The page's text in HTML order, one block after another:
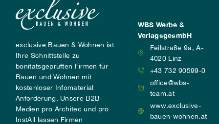
exclusive Bauen & Wohnen ist
Ihre Schnittstelle zu
bonitätsgeprüften Firmen für
Bauen und Wohnen mit
kostenloser Infomaterial
Anforderung. Unsere B2B-
Medien pro Architec und pro
InstAll lassen Firmen
WBS Werbe &
VerlagsgesmbH
Feilstraße 9a, A-
4020 Linz
+43 732 90599-0
office@wbs-
team.at
www.exclusive-
bauen-wohnen.at